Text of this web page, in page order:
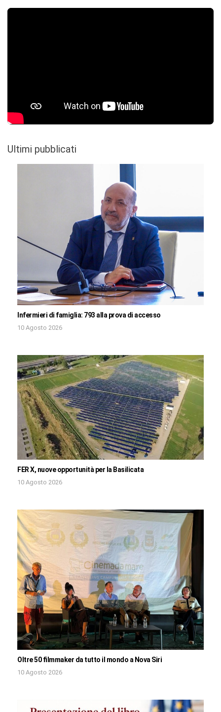
Ultimi pubblicati
Infermieri di famiglia: 793 alla prova di accesso
10 Agosto 2026
FER X, nuove opportunità per la Basilicata
10 Agosto 2026
Oltre 50 filmmaker da tutto il mondo a Nova Siri
10 Agosto 2026